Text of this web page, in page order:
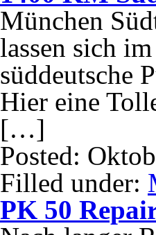
München
lassen sich
süddeutsche
Hier eine
[…]
Posted:
Filled under:
PK 50